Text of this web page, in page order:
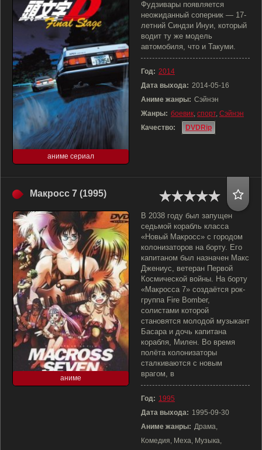
аниме сериал
Фудзивары появляется
неожиданный соперник — 17-
летний Синдзи Инуи, который
водит ту же модель
автомобиля, что и Такуми.
Год: 2014
Дата выхода: 2014-05-16
Аниме жанры: Сэйнэн
Жанры: боевик, спорт, Сэйнэн
Качество:
DVDRip
Макросс 7 (1995)
аниме
В 2038 году был запущен
седьмой корабль класса
«Новый Макросс» с городом
колонизаторов на борту. Его
капитаном был назначен Макс
Джениус, ветеран Первой
Космической войны. На борту
«Макросса 7» создаётся рок-
группа Fire Bomber,
солистами которой
становятся молодой музыкант
Басара и дочь капитана
корабля, Милен. Во время
полёта колонизаторы
сталкиваются с новым
врагом, в
Год: 1995
Дата выхода: 1995-09-30
Аниме жанры: Драма,
Комедия, Меха, Музыка,